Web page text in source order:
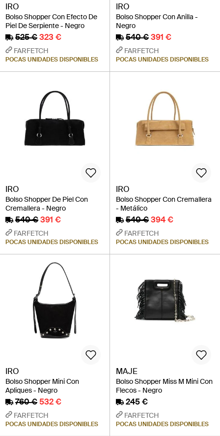
IRO
Bolso Shopper Con Efecto De
Piel De Serpiente - Negro
525 €323 €
FARFETCH
POCAS UNIDADES DISPONIBLES
IRO
Bolso Shopper Con Anilla -
Negro
540 €391 €
FARFETCH
POCAS UNIDADES DISPONIBLES
IRO
Bolso Shopper De Piel Con
Cremallera - Negro
540 €391 €
FARFETCH
POCAS UNIDADES DISPONIBLES
IRO
Bolso Shopper Con Cremallera
- Metálico
540 €394 €
FARFETCH
POCAS UNIDADES DISPONIBLES
IRO
Bolso Shopper Mini Con
Apliques - Negro
760 €532 €
FARFETCH
POCAS UNIDADES DISPONIBLES
MAJE
Bolso Shopper Miss M Mini Con
Flecos - Negro
245 €
FARFETCH
POCAS UNIDADES DISPONIBLES